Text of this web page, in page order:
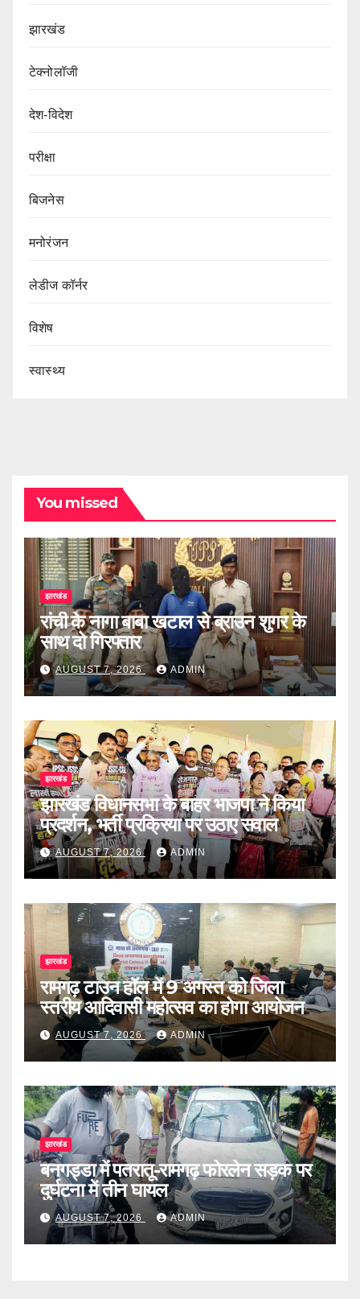
झारखंड
टेक्नोलॉजी
देश-विदेश
परीक्षा
बिजनेस
मनोरंजन
लेडीज कॉर्नर
विशेष
स्वास्थ्य
You missed
झारखंड
रांची के नागा बाबा खटाल से ब्राउन शुगर के
साथ दो गिरफ्तार
AUGUST 7, 2026 ADMIN
झारखंड
झारखंड विधानसभा के बाहर भाजपा ने किया
प्रदर्शन, भर्ती प्रक्रिया पर उठाए सवाल
AUGUST 7, 2026 ADMIN
झारखंड
रामगढ़ टाउन हॉल में 9 अगस्त को जिला
स्तरीय आदिवासी महोत्सव का होगा आयोजन
AUGUST 7, 2026 ADMIN
झारखंड
बनगड्डा में पतरातू-रामगढ़ फोरलेन सड़क पर
दुर्घटना में तीन घायल
AUGUST 7, 2026 ADMIN